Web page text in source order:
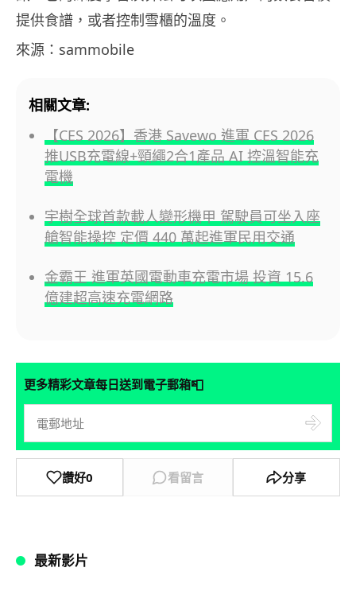
提供食譜，或者控制雪櫃的溫度。
來源：sammobile
相關文章:
【CES 2026】香港 Savewo 進軍 CES 2026
推USB充電線+頸繩2合1產品 AI 控溫智能充
電機
宇樹全球首款載人變形機甲 駕駛員可坐入座
艙智能操控 定價 440 萬起進軍民用交通
金霸王 進軍英國電動車充電市場 投資 15.6
億建超高速充電網路
更多精彩文章每日送到電子郵箱📮
讚好0 看留言 分享
最新影片